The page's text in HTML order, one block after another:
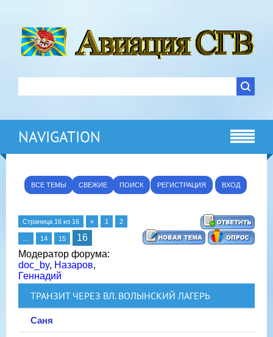
NAVIGATION
ВСЕ ТЕМЫ СВЕЖИЕ ПОИСК РЕГИСТРАЦИЯ ВХОД
Страница 16 из 16 « 1 2
14 15
16
Модератор форума:
doc_by, Назаров,
Геннадий
ТРАНЗИТ ЧЕРЕЗ ВЛ. ВОЛЫНСКИЙ ЛАГЕРЬ
Саня